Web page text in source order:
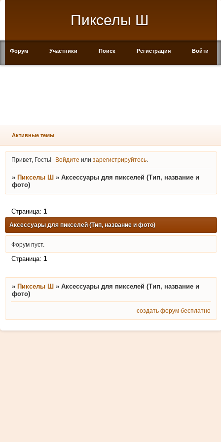
Пикселы Ш
Форум Участники Поиск Регистрация Войти
Активные темы
Привет, Гость! Войдите илизарегистрируйтесь
» Пикселы Ш » Аксессуары для пикселей (Тип, название и
фото)
Аксессуары для пикселей (Тип, название и фото)
Страница: 1
Форум пуст.
Страница: 1
» Пикселы Ш » Аксессуары для пикселей (Тип, название и
фото)
создать форум бесплатно